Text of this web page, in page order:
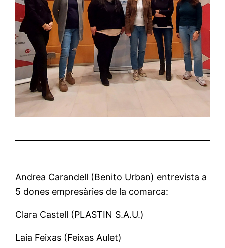
Andrea Carandell (Benito Urban) entrevista a
5 dones empresàries de la comarca:
Clara Castell (PLASTIN S.A.U.)
Laia Feixas (Feixas Aulet)